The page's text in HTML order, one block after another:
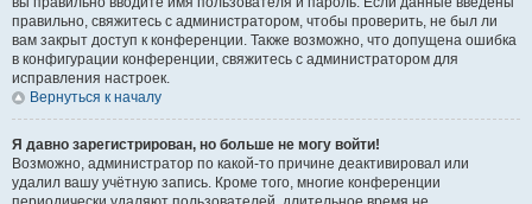
правильно, свяжитесь с администратором, чтобы проверить, не был ли
вам закрыт доступ к конференции. Также возможно, что допущена ошибка
в конфигурации конференции, свяжитесь с администратором для
исправления настроек.
Вернуться к началу
Я давно зарегистрирован, но больше не могу войти!
Возможно, администратор по какой-то причине деактивировал или
удалил вашу учётную запись. Кроме того, многие конференции